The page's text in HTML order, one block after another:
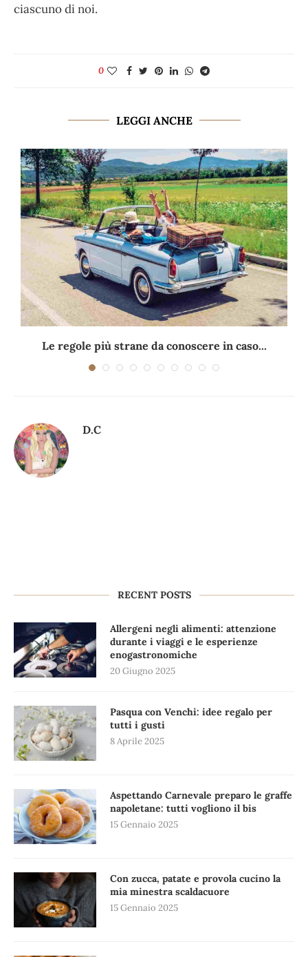
ciascuno di noi.
0
LEGGI ANCHE
Le regole più strane da conoscere in caso...
D.C
RECENT POSTS
Allergeni negli alimenti: attenzione
durante i viaggi e le esperienze
enogastronomiche
20 Giugno 2025
Pasqua con Venchi: idee regalo per
tutti i gusti
8 Aprile 2025
Aspettando Carnevale preparo le graffe
napoletane: tutti vogliono il bis
15 Gennaio 2025
Con zucca, patate e provola cucino la
mia minestra scaldacuore
15 Gennaio 2025